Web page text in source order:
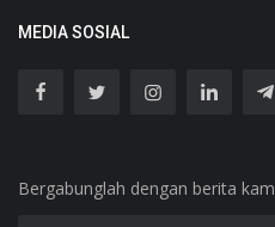
MEDIA SOSIAL
Bergabunglah dengan berita